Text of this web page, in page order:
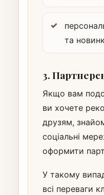
та
3.
Якщо вам
ви хочете
друзям,
соціальні
оформити
У такому
всі переваги